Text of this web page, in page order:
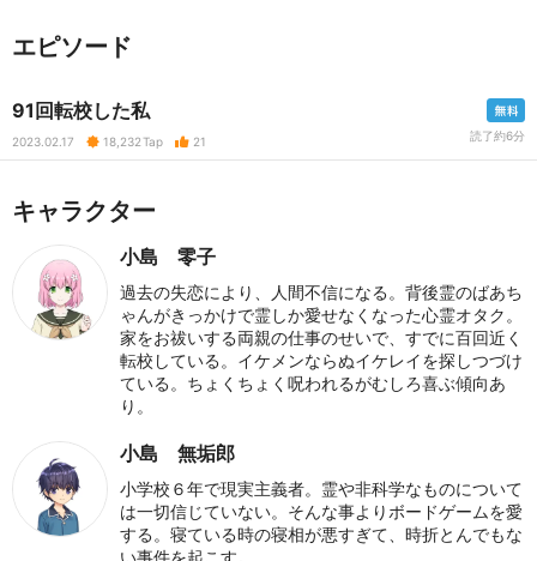
エピソード
91回転校した私
2023.02.17 18,232Tap 21 読了約6分
キャラクター
小島 零子
過去の失恋により、人間不信になる。背後霊のばあち
ゃんがきっかけで霊しか愛せなくなった心霊オタク。
家をお祓いする両親の仕事のせいで、すでに百回近く
転校している。イケメンならぬイケレイを探しつづけ
ている。ちょくちょく呪われるがむしろ喜ぶ傾向あ
り。
小島 無垢郎
小学校６年で現実主義者。霊や非科学なものについて
は一切信じていない。そんな事よりボードゲームを愛
する。寝ている時の寝相が悪すぎて、時折とんでもな